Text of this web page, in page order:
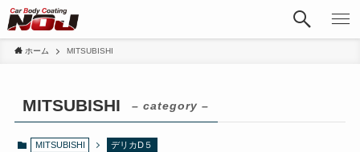
ホーム MITSUBISHI
MITSUBISHI – category –
MITSUBISHI デリカD５